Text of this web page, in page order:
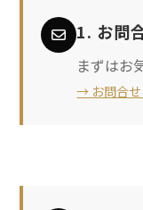
1. お問
まずはお
→ お問合せ